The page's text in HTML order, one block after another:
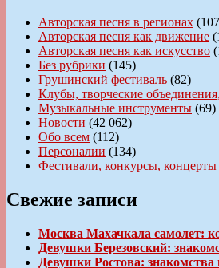
Авторская песня в регионах
Авторская песня как движение
Авторская песня как искусство
Без рубрики (145)
Грушинский фестиваль (82)
Клубы, творческие
Музыкальные инструменты (69)
Новости (42 062)
Обо всем (112)
Персоналии (134)
Фестивали, конкурсы, концерты
Свежие записи
Москва Махачкала самолет:
Девушки Березовский:
Девушки Ростова: